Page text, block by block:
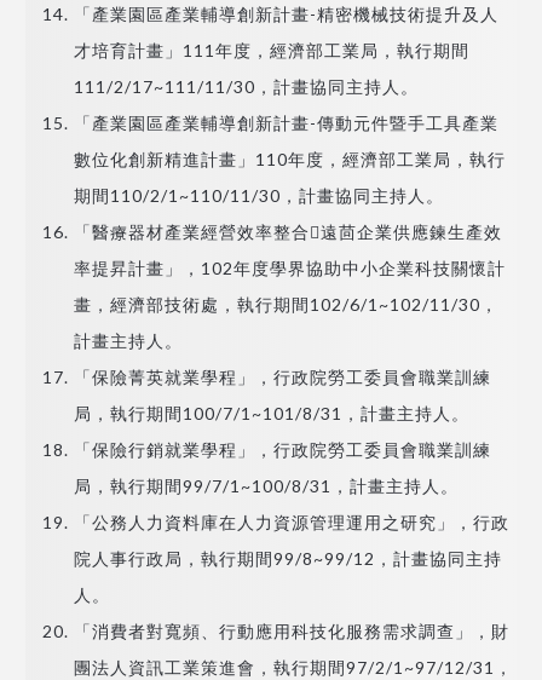
「產業園區產業輔導創新計畫-精密機械技術提升及人
才培育計畫」111年度，經濟部工業局，執行期間
111/2/17~111/11/30，計畫協同主持人。
「產業園區產業輔導創新計畫-傳動元件暨手工具產業
數位化創新精進計畫」110年度，經濟部工業局，執行
期間110/2/1~110/11/30，計畫協同主持人。
「醫療器材產業經營效率整合遠茴企業供應鍊生產效
率提昇計畫」，102年度學界協助中小企業科技關懷計
畫，經濟部技術處，執行期間102/6/1~102/11/30，
計畫主持人。
「保險菁英就業學程」，行政院勞工委員會職業訓練
局，執行期間100/7/1~101/8/31，計畫主持人。
「保險行銷就業學程」，行政院勞工委員會職業訓練
局，執行期間99/7/1~100/8/31，計畫主持人。
「公務人力資料庫在人力資源管理運用之研究」，行政
院人事行政局，執行期間99/8~99/12，計畫協同主持
人。
「消費者對寬頻、行動應用科技化服務需求調查」，財
團法人資訊工業策進會，執行期間97/2/1~97/12/31，